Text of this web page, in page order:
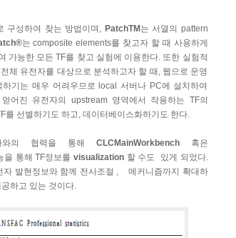
구성하여 찾는 방법이며, PatchTM 는 서열의 pattern
는 composite elements를 찾고자 할 때 사용하게
가능한 모든 TF를 찾고 실험에 이용한다. 또한 실험적
체 유전자를 대상으로 분석하고자 할 때, 웹으로 운영
기는 매우 어려우므로 local 서버나 PC에 설치하여
어진 유전자의 upstream 영역에서 작용하는 TF의
선별하기도 하고, 데이터베이스화하기도 한다.
와의 협력을 통해 CLCMainWorkbench혹은
을 통해 TF정보를 visualization 할 수도 있게 되었다.
자 발현정보와 함께 전사조절 , 메커니즘까지 확대하
하고 있는 것이다.